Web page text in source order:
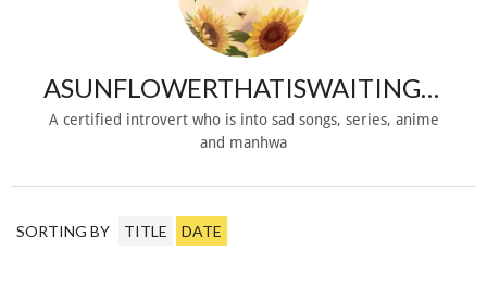
ASUNFLOWERTHATISWAITING4U
A certified introvert who is into sad songs, series, anime
and manhwa
SORTING BY TITLE DATE